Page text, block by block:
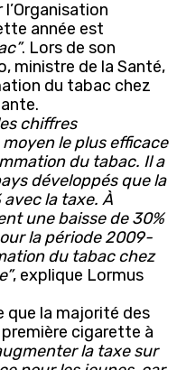
année est
. Lors de son
ministre de la Santé,
du tabac chez
chiffres
le plus efficace
du tabac. Il a
développés que la
la taxe. À
une baisse de 30%
la période 2009-
du tabac chez
, explique Lormus
que la majorité des
cigarette à
la taxe sur